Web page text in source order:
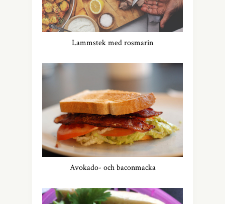
Lammstek med rosmarin
Avokado- och baconmacka